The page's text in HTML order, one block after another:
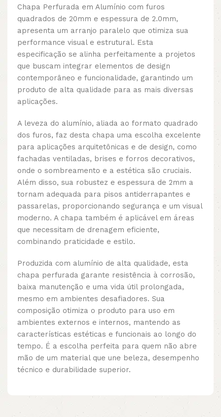
Chapa Perfurada em Alumínio com furos
quadrados de 20mm e espessura de 2.0mm,
apresenta um arranjo paralelo que otimiza sua
performance visual e estrutural. Esta
especificação se alinha perfeitamente a projetos
que buscam integrar elementos de design
contemporâneo e funcionalidade, garantindo um
produto de alta qualidade para as mais diversas
aplicações.
A leveza do alumínio, aliada ao formato quadrado
dos furos, faz desta chapa uma escolha excelente
para aplicações arquitetônicas e de design, como
fachadas ventiladas, brises e forros decorativos,
onde o sombreamento e a estética são cruciais.
Além disso, sua robustez e espessura de 2mm a
tornam adequada para pisos antiderrapantes e
passarelas, proporcionando segurança e um visual
moderno. A chapa também é aplicável em áreas
que necessitam de drenagem eficiente,
combinando praticidade e estilo.
Produzida com alumínio de alta qualidade, esta
chapa perfurada garante resistência à corrosão,
baixa manutenção e uma vida útil prolongada,
mesmo em ambientes desafiadores. Sua
composição otimiza o produto para uso em
ambientes externos e internos, mantendo as
características estéticas e funcionais ao longo do
tempo. É a escolha perfeita para quem não abre
mão de um material que une beleza, desempenho
técnico e durabilidade superior.